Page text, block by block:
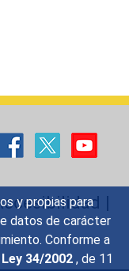
y propias para
datos de carácter
Conforme a
34/2002 , de 11
|